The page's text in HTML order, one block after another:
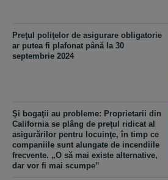
Preţul poliţelor de asigurare obligatorie
ar putea fi plafonat până la 30
septembrie 2024
Şi bogaţii au probleme: Proprietarii din
California se plâng de preţul ridicat al
asigurărilor pentru locuinţe, în timp ce
companiile sunt alungate de incendiile
frecvente. „O să mai existe alternative,
dar vor fi mai scumpe”